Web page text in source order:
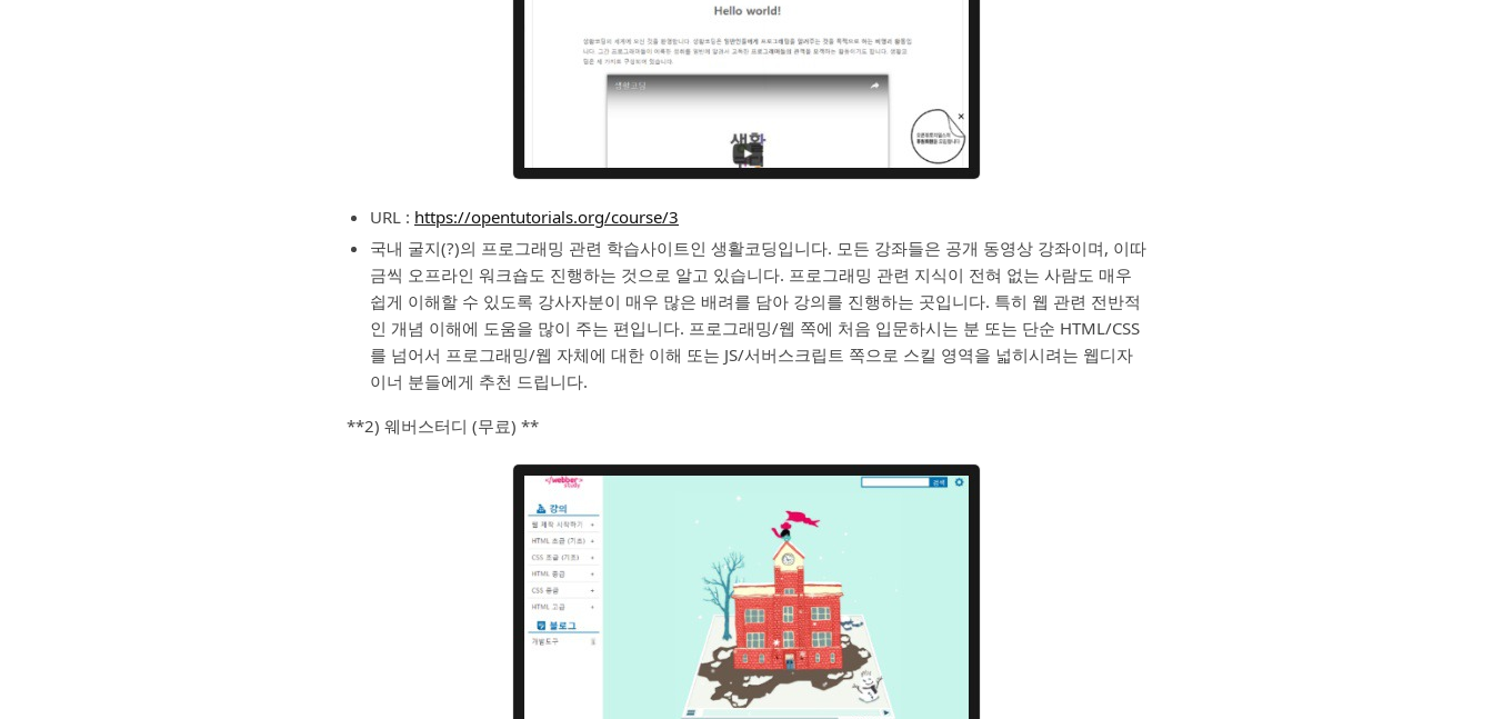
URL : https://opentutorials.org/course/3
국내 굴지(?)의 프로그래밍 관련 학습사이트인 생활코딩입니다. 모든 강좌들은 공개 동영상 강좌이며, 이따
금씩 오프라인 워크숍도 진행하는 것으로 알고 있습니다. 프로그래밍 관련 지식이 전혀 없는 사람도 매우
쉽게 이해할 수 있도록 강사자분이 매우 많은 배려를 담아 강의를 진행하는 곳입니다. 특히 웹 관련 전반적
인 개념 이해에 도움을 많이 주는 편입니다. 프로그래밍/웹 쪽에 처음 입문하시는 분 또는 단순 HTML/CSS
를 넘어서 프로그래밍/웹 자체에 대한 이해 또는 JS/서버스크립트 쪽으로 스킬 영역을 넓히시려는 웹디자
이너 분들에게 추천 드립니다.
**2) 웨버스터디 (무료) **